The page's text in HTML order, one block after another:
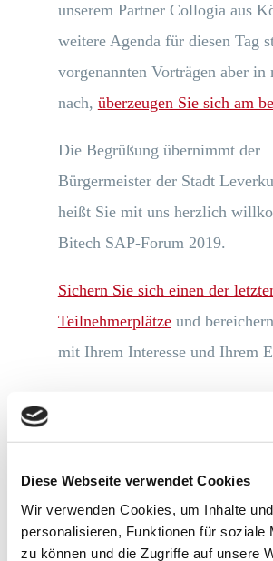
Diese Webseite verwendet Cookies
Wir verwenden Cookies, um Inhalte
personalisieren, Funktionen für soziale
zu können und die Zugriffe auf unsere
unserem Partner Collogia aus
weitere Agenda für diesen Tag
vorgenannten Vorträgen aber in
nach, überzeugen Sie sich am
Die Begrüßung übernimmt der
Bürgermeister der Stadt
heißt Sie mit uns herzlich
Bitech SAP-Forum 2019.
Sichern Sie sich einen der
Teilnehmerplätzeund
mit Ihrem Interesse und Ihrem
Neueste Beiträge
Mi, 22.07. Webinar »